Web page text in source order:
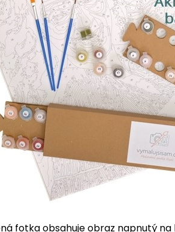
fotka obsahuje obraz napnutý